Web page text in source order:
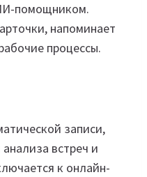
помощником.
напоминает
процессы.
записи,
встреч и
к онлайн-